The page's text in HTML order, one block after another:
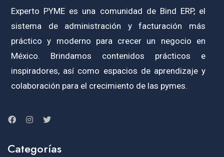
Experto PYME es una comunidad de Bind ERP, el
sistema de administración y facturación más
práctico y moderno para crecer un negocio en
México. Brindamos contenidos prácticos e
inspiradores, así como espacios de aprendizaje y
colaboración para el crecimiento de las pymes.
Categorías